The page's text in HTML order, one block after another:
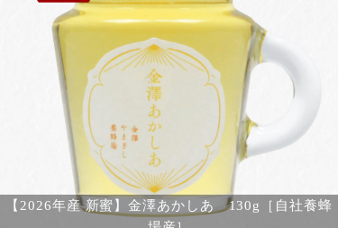
【2026年産 新蜜】金澤あかしあ 130g［自社養蜂